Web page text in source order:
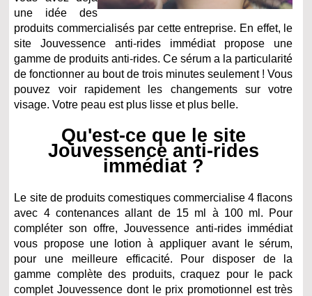
une idée des
produits commercialisés par cette entreprise. En effet, le
site Jouvessence anti-rides immédiat propose une
gamme de produits anti-rides. Ce sérum a la particularité
de fonctionner au bout de trois minutes seulement ! Vous
pouvez voir rapidement les changements sur votre
visage. Votre peau est plus lisse et plus belle.
Qu'est-ce que le site
Jouvessence anti-rides
immédiat ?
Le site de produits comestiques commercialise 4 flacons
avec 4 contenances allant de 15 ml à 100 ml. Pour
compléter son offre, Jouvessence anti-rides immédiat
vous propose une lotion à appliquer avant le sérum,
pour une meilleure efficacité. Pour disposer de la
gamme complète des produits, craquez pour le pack
complet Jouvessence dont le prix promotionnel est très